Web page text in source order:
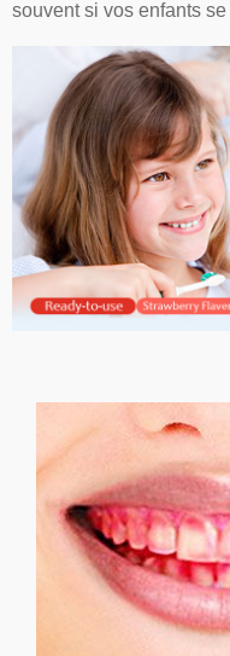
souvent si vos enfants